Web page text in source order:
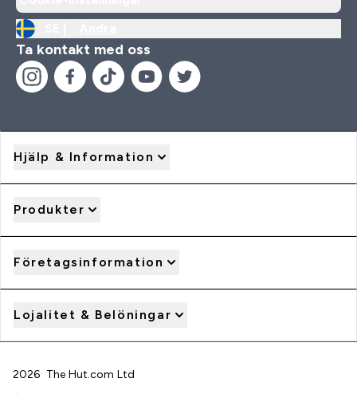
Ta kontakt med oss
Hjälp & Information
Produkter
Företagsinformation
Lojalitet & Belöningar
2026 The Hut.com Ltd